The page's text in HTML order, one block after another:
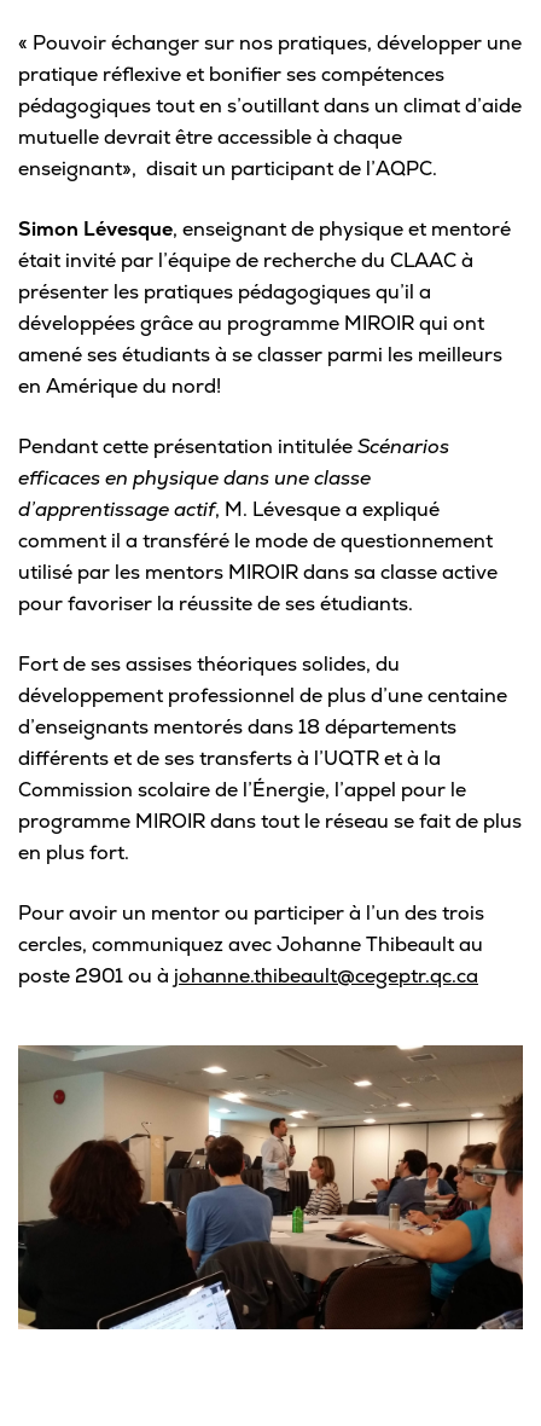
Bottin du personnel
Urgences
« Pouvoir échanger sur nos pratiques, développer une
pratique réflexive et bonifier ses compétences
pédagogiques tout en s’outillant dans un climat d’aide
mutuelle devrait être accessible à chaque
enseignant», disait un participant de l’AQPC.
Simon Lévesque, enseignant de physique et mentoré
était invité par l’équipe de recherche du CLAAC à
présenter les pratiques pédagogiques qu’il a
développées grâce au programme MIROIR qui ont
amené ses étudiants à se classer parmi les meilleurs
en Amérique du nord!
Pendant cette présentation intituléeScénarios
efficaces en physique dans une classe
d’apprentissage actif, M. Lévesque a expliqué
comment il a transféré le mode de questionnement
utilisé par les mentors MIROIR dans sa classe active
pour favoriser la réussite de ses étudiants.
Fort de ses assises théoriques solides, du
développement professionnel de plus d’une centaine
d’enseignants mentorés dans 18 départements
différents et de ses transferts à l’UQTR et à la
Commission scolaire de l’Énergie, l’appel pour le
programme MIROIR dans tout le réseau se fait de plus
en plus fort.
Pour avoir un mentor ou participer à l’un des trois
cercles, communiquez avec Johanne Thibeault au
poste 2901 ou à johanne.thibeault@cegeptr.qc.ca